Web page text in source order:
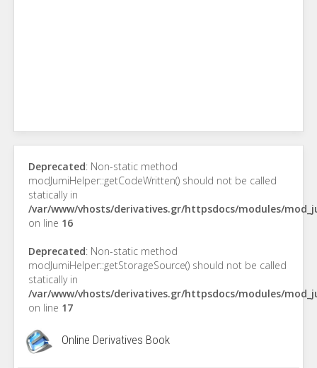
Deprecated: Non-static method
modJumiHelper::getCodeWritten() should not be called
statically in
/var/www/vhosts/derivatives.gr/httpsdocs/modules/
on line 16
Deprecated: Non-static method
modJumiHelper::getStorageSource() should not be called
statically in
/var/www/vhosts/derivatives.gr/httpsdocs/modules/
on line 17
Online Derivatives Book